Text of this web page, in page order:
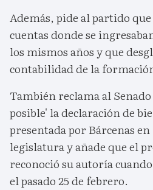
Además, pide al partido
cuentas donde se
los mismos años y que
contabilidad de la
También reclama al
posible' la declaración de
presentada por Bárcenas
legislatura y añade que el
reconoció su autoría
el pasado 25 de febrero.